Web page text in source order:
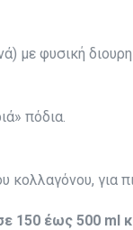
με φυσική
πόδια.
για
150 έως 500 ml